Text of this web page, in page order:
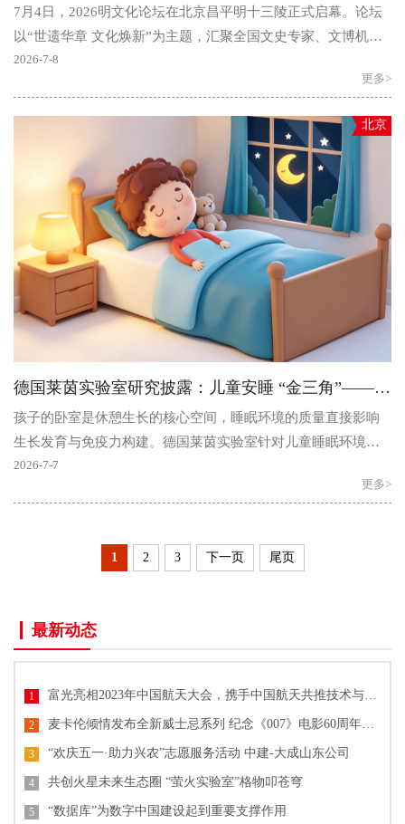
7月4日，2026明文化论坛在北京昌平明十三陵正式启幕。论坛
以“世遗华章 文化焕新”为主题，汇聚全国文史专家、文博机
构、文旅行业代表，搭建国家级明文化交流平台。中影年..
2026-7-8
更多>
北京
德国莱茵实验室研究披露：儿童安睡 “金三角”—— 空气、避光、静音缺一不可
孩子的卧室是休憩生长的核心空间，睡眠环境的质量直接影响
生长发育与免疫力构建。德国莱茵实验室针对儿童睡眠环境的
长期追踪研究明确提出：清新空气、全暗避光、低噪安静是..
2026-7-7
更多>
1 2 3 下一页 尾页
最新动态
1
2
3 “欢庆五一·助力兴农”志愿服务活动 中建-大成山东公司
4 共创火星未来生态圈 “萤火实验室”格物叩苍穹
5 “数据库”为数字中国建设起到重要支撑作用